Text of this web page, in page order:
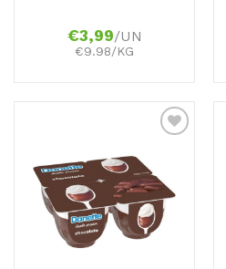
€3,99/UN
€9.98/KG
Adicionar
aos
Favoritos